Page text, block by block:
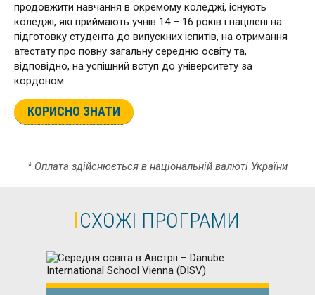
продовжити навчання в окремому коледжі, існують
коледжі, які приймають учнів 14 – 16 років і націлені на
підготовку студента до випускних іспитів, на отримання
атестату про повну загальну середню освіту та,
відповідно, на успішний вступ до університету за
кордоном.
КОРИСНО ЗНАТИ
* Оплата здійснюється в національній валюті України
СХОЖІ ПРОГРАМИ